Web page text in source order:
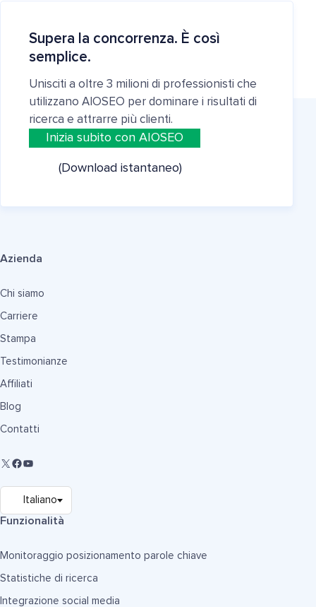
Supera la concorrenza. È così
semplice.
Unisciti a oltre 3 milioni di professionisti che
utilizzano AIOSEO per dominare i risultati di
ricerca e attrarre più clienti.
Inizia subito con AIOSEO
(Download istantaneo)
Azienda
Chi siamo
Carriere
Stampa
Testimonianze
Affiliati
Blog
Contatti
Funzionalità
Monitoraggio posizionamento parole chiave
Statistiche di ricerca
Integrazione social media